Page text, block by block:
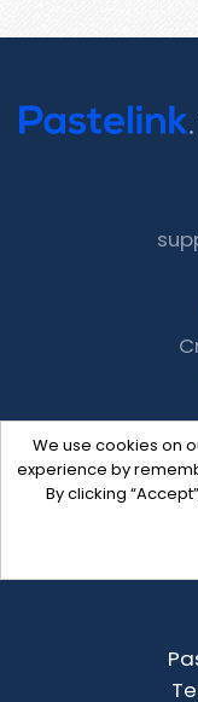
We use cookies on
experience by
By clicking